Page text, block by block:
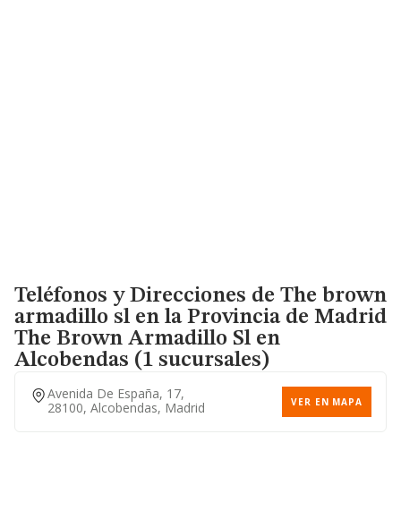
Teléfonos y Direcciones de The brown
armadillo sl en la Provincia de Madrid
The Brown Armadillo Sl en
Alcobendas (1 sucursales)
Avenida De España, 17,
28100, Alcobendas, Madrid
VER EN MAPA